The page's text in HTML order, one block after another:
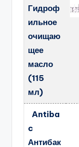
Гидроф
ильное
очищаю
щее
масло
(115
мл)
Antiba
c
Антибак